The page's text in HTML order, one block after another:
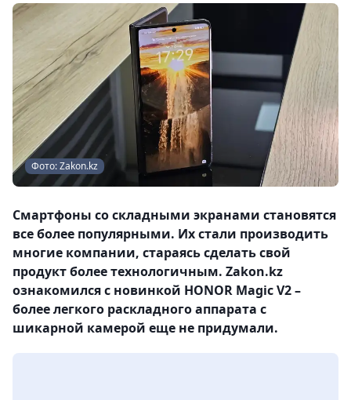
Фото: Zakon.kz
Смартфоны со складными экранами становятся
все более популярными. Их стали производить
многие компании, стараясь сделать свой
продукт более технологичным. Zakon.kz
ознакомился с новинкой HONOR Magic V2 –
более легкого раскладного аппарата с
шикарной камерой еще не придумали.